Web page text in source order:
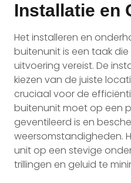
Installatie en
Het installeren en
buitenunit is een taak
uitvoering vereist. De
kiezen van de juiste
cruciaal voor de
buitenunit moet op een
geventileerd is en
weersomstandigheden.
unit op een stevige
trillingen en geluid te